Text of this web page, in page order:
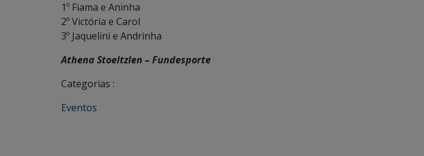
1º Fiama e Aninha
2º Victória e Carol
3º Jaquelini e Andrinha
Athena Stoeltzlen – Fundesporte
Categorias :
Eventos